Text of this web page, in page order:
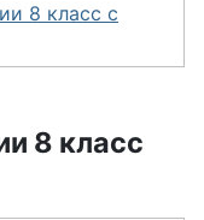
8 класс с
8 класс